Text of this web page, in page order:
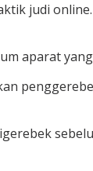
judi
aparat